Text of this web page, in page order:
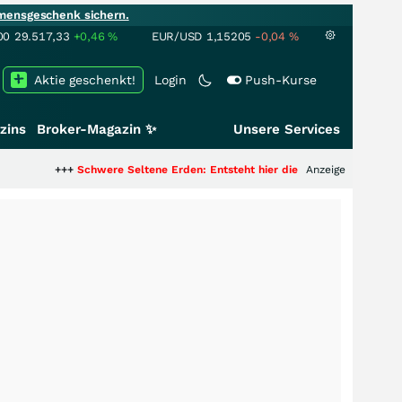
sichern.
29.517,33 +0,46% EUR/USD 1,15205 -0,04 %
Login Push-Kurse
Aktie geschenkt!
Broker-Magazin ✨ Unsere Services
Schwere Seltene Erden: Entsteht hier die nächste Milliardenstory?
Anzeige